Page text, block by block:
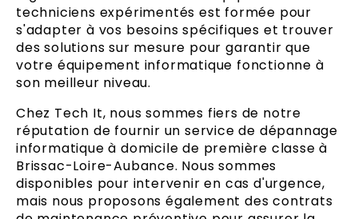
techniciens expérimentés est formée pour
s'adapter à vos besoins spécifiques et trouver
des solutions sur mesure pour garantir que
votre équipement informatique fonctionne à
son meilleur niveau.
Chez Tech It, nous sommes fiers de notre
réputation de fournir un service de dépannage
informatique à domicile de première classe à
Brissac-Loire-Aubance. Nous sommes
disponibles pour intervenir en cas d'urgence,
mais nous proposons également des contrats